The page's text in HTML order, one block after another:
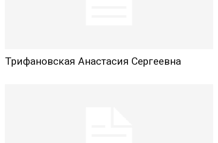
Трифановская Анастасия Сергеевна